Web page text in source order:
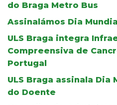
do Braga Metro Bus
Assinalámos Dia
ULS Braga integra
Compreensiva de
Portugal
ULS Braga assinala Dia
do Doente